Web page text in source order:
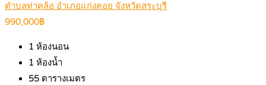
ตำบลท่าคล้อ อำเภอแก่งคอย จังหวัดสระบุรี
990,000฿
1 ห้องนอน
1 ห้องน้ำ
55 ตารางเมตร